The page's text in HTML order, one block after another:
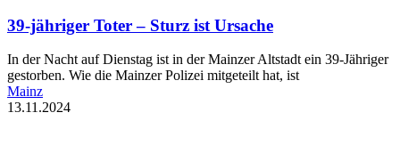
39-jähriger Toter – Sturz ist Ursache
In der Nacht auf Dienstag ist in der Mainzer Altstadt ein 39-Jähriger
gestorben. Wie die Mainzer Polizei mitgeteilt hat, ist
Mainz
13.11.2024